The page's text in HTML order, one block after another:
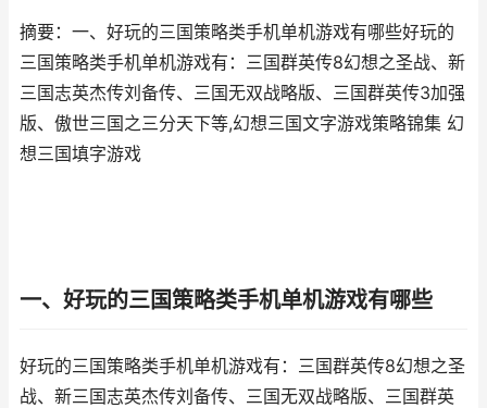
摘要：一、好玩的三国策略类手机单机游戏有哪些好玩的
三国策略类手机单机游戏有：三国群英传8幻想之圣战、新
三国志英杰传刘备传、三国无双战略版、三国群英传3加强
版、傲世三国之三分天下等,幻想三国文字游戏策略锦集 幻
想三国填字游戏
一、好玩的三国策略类手机单机游戏有哪些
好玩的三国策略类手机单机游戏有：三国群英传8幻想之圣
战、新三国志英杰传刘备传、三国无双战略版、三国群英